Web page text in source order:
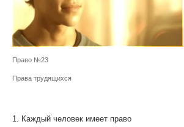
Право №23
Права трудящихся
1. Каждый человек имеет право